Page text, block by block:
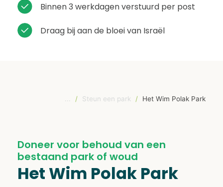
Binnen 3 werkdagen verstuurd per post
Draag bij aan de bloei van Israël
/ Steun een park / Het Wim Polak Park
Doneer voor behoud van een
bestaand park of woud
Het Wim Polak Park